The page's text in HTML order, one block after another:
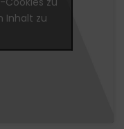
Inhalt zu